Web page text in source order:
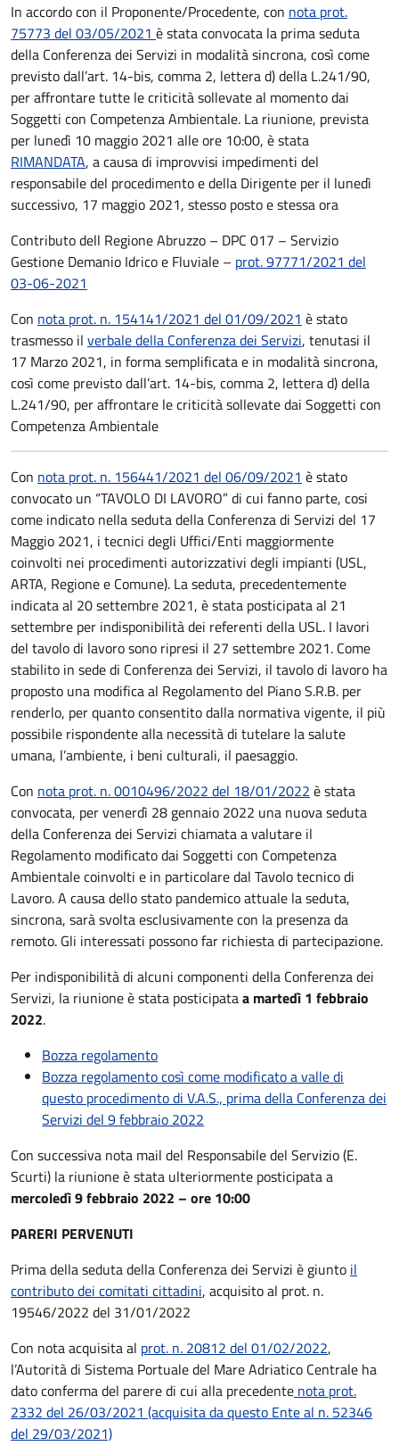
In accordo con il Proponente/Procedente, con nota prot.
75773 del 03/05/2021 è stata convocata la prima seduta
della Conferenza dei Servizi in modalità sincrona, così come
previsto dall’art. 14-bis, comma 2, lettera d) della L.241/90,
per affrontare tutte le criticità sollevate al momento dai
Soggetti con Competenza Ambientale. La riunione, prevista
per lunedì 10 maggio 2021 alle ore 10:00, è stata
RIMANDATA, a causa di improvvisi impedimenti del
responsabile del procedimento e della Dirigente per il lunedì
successivo, 17 maggio 2021, stesso posto e stessa ora
Contributo dell Regione Abruzzo – DPC 017 – Servizio
Gestione Demanio Idrico e Fluviale – prot. 97771/2021 del
03-06-2021
Con nota prot. n. 154141/2021 del 01/09/2021 è stato
trasmesso il verbale della Conferenza dei Servizi, tenutasi il
17 Marzo 2021, in forma semplificata e in modalità sincrona,
così come previsto dall’art. 14-bis, comma 2, lettera d) della
L.241/90, per affrontare le criticità sollevate dai Soggetti con
Competenza Ambientale
Con nota prot. n. 156441/2021 del 06/09/2021 è stato
convocato un “TAVOLO DI LAVORO” di cui fanno parte, cosi
come indicato nella seduta della Conferenza di Servizi del 17
Maggio 2021, i tecnici degli Uffici/Enti maggiormente
coinvolti nei procedimenti autorizzativi degli impianti (USL,
ARTA, Regione e Comune). La seduta, precedentemente
indicata al 20 settembre 2021, è stata posticipata al 21
settembre per indisponibilità dei referenti della USL. I lavori
del tavolo di lavoro sono ripresi il 27 settembre 2021. Come
stabilito in sede di Conferenza dei Servizi, il tavolo di lavoro ha
proposto una modifica al Regolamento del Piano S.R.B. per
renderlo, per quanto consentito dalla normativa vigente, il più
possibile rispondente alla necessità di tutelare la salute
umana, l’ambiente, i beni culturali, il paesaggio.
Con nota prot. n. 0010496/2022 del 18/01/2022 è stata
convocata, per venerdì 28 gennaio 2022 una nuova seduta
della Conferenza dei Servizi chiamata a valutare il
Regolamento modificato dai Soggetti con Competenza
Ambientale coinvolti e in particolare dal Tavolo tecnico di
Lavoro. A causa dello stato pandemico attuale la seduta,
sincrona, sarà svolta esclusivamente con la presenza da
remoto. Gli interessati possono far richiesta di partecipazione.
Per indisponibilità di alcuni componenti della Conferenza dei
Servizi, la riunione è stata posticipataa martedì 1 febbraio
2022.
Bozza regolamento
Bozza regolamento così come modificato a valle di
questo procedimento di V.A.S., prima della Conferenza dei
Servizi del 9 febbraio 2022
Con successiva nota mail del Responsabile del Servizio (E.
Scurti) la riunione è stata ulteriormente posticipata a
mercoledì 9 febbraio 2022 – ore 10:00
PARERI PERVENUTI
Prima della seduta della Conferenza dei Servizi è giunto il
contributo dei comitati cittadini, acquisito al prot. n.
19546/2022 del 31/01/2022
Con nota acquisita al prot. n. 20812 del 01/02/2022,
l’Autorità di Sistema Portuale del Mare Adriatico Centrale ha
dato conferma del parere di cui alla precedente nota prot.
2332 del 26/03/2021 (acquisita da questo Ente al n. 52346
del 29/03/2021)